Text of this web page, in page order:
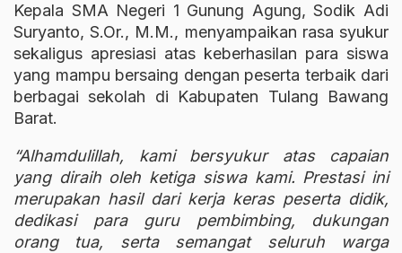
Kepala SMA Negeri 1 Gunung Agung, Sodik Adi
Suryanto, S.Or., M.M., menyampaikan rasa syukur
sekaligus apresiasi atas keberhasilan para siswa
yang mampu bersaing dengan peserta terbaik dari
berbagai sekolah di Kabupaten Tulang Bawang
Barat.
“Alhamdulillah, kami bersyukur atas capaian
yang diraih oleh ketiga siswa kami. Prestasi ini
merupakan hasil dari kerja keras peserta didik,
dedikasi para guru pembimbing, dukungan
orang tua, serta semangat seluruh warga